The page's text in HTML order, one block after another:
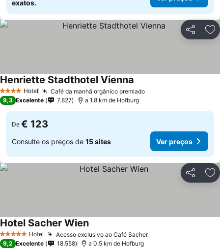
exatos.
Partilhar
4 EstrelasHotel Café da manhã orgânico premiado
Henriette Stadthotel Vienna
9,3 Excelente 7.827 a 1.8 km de Hofburg
De € 123
Consulte os preços de 15 sites Ver preços
Partilhar
5 Estrelas Hotel Acesso exclusivo ao Café Sacher
Hotel Sacher Wien
9,2 Excelente 18.558 a 0.5 km de Hofburg